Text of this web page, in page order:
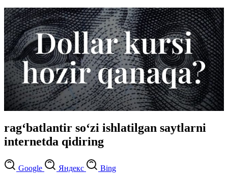
rag‘batlantir so‘zi ishlatilgan saytlarni
internetda qidiring
Google Яндекс Bing